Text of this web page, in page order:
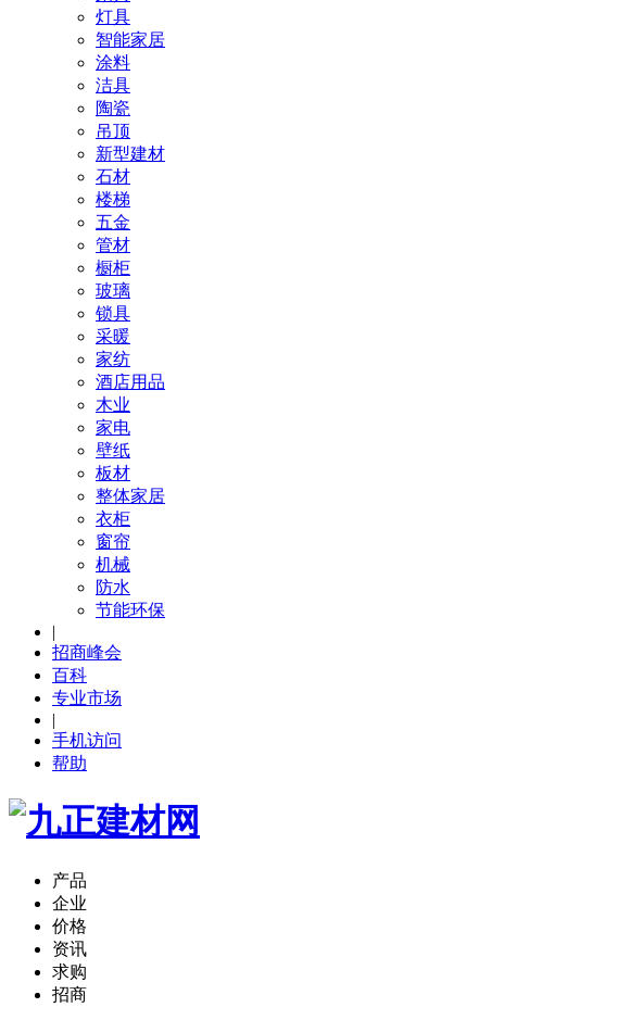
灯具
智能家居
涂料
洁具
陶瓷
吊顶
新型建材
石材
楼梯
五金
管材
橱柜
玻璃
锁具
采暖
家纺
酒店用品
木业
家电
壁纸
板材
整体家居
衣柜
窗帘
机械
防水
节能环保
|
招商峰会
百科
专业市场
|
手机访问
帮助
产品
企业
价格
资讯
求购
招商